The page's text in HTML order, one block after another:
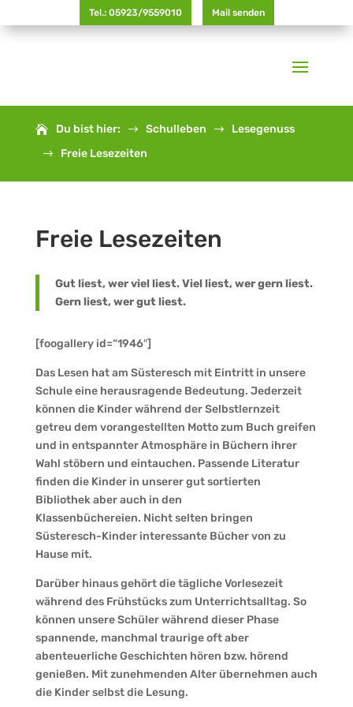
Tel.: 05923/9559010 Mail senden
Du bist hier: $ Schulleben $ Lesegenuss
$ Freie Lesezeiten
Freie Lesezeiten
Gut liest, wer viel liest. Viel liest, wer gern liest.
Gern liest, wer gut liest.
[foogallery id=“1946″]
Das Lesen hat am Süsteresch mit Eintritt in unsere
Schule eine herausragende Bedeutung. Jederzeit
können die Kinder während der Selbstlernzeit
getreu dem vorangestellten Motto zum Buch greifen
und in entspannter Atmosphäre in Büchern ihrer
Wahl stöbern und eintauchen. Passende Literatur
finden die Kinder in unserer gut sortierten
Bibliothek aber auch in den
Klassenbüchereien. Nicht selten bringen
Süsteresch-Kinder interessante Bücher von zu
Hause mit.
Darüber hinaus gehört die tägliche Vorlesezeit
während des Frühstücks zum Unterrichtsalltag. So
können unsere Schüler während dieser Phase
spannende, manchmal traurige oft aber
abenteuerliche Geschichten hören bzw. hörend
genießen. Mit zunehmenden Alter übernehmen auch
die Kinder selbst die Lesung.